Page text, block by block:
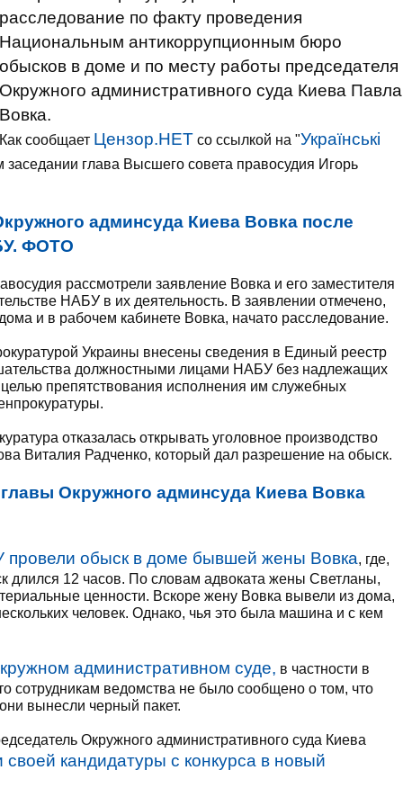
расследование по факту проведения
Национальным антикоррупционным бюро
обысков в доме и по месту работы председателя
Окружного административного суда Киева Павла
Вовка.
Как сообщает Цензор.НЕТ со ссылкой на "Українські
глава Высшего совета правосудия Игорь
админсуда Киева Вовка после
ФОТО
рассмотрели заявление Вовка и его заместителя
НАБУ в их деятельность. В заявлении отмечено,
и в рабочем кабинете Вовка, начато расследование.
Украины внесены сведения в Единый реестр
должностными лицами НАБУ без надлежащих
препятствования исполнения им служебных
отказалась открывать уголовное производство
Виталия Радченко, который дал разрешение на обыск.
Окружного админсуда Киева Вовка
провели обыск в доме бывшей жены Вовка, где,
длился 12 часов. По словам адвоката жены Светланы,
ценности. Вскоре жену Вовка вывели из дома,
человек. Однако, чья это была машина и с кем
административном суде, в частности в
сотрудникам ведомства не было сообщено о том, что
вынесли черный пакет.
Окружного административного суда Киева
кандидатуры с конкурса в новый